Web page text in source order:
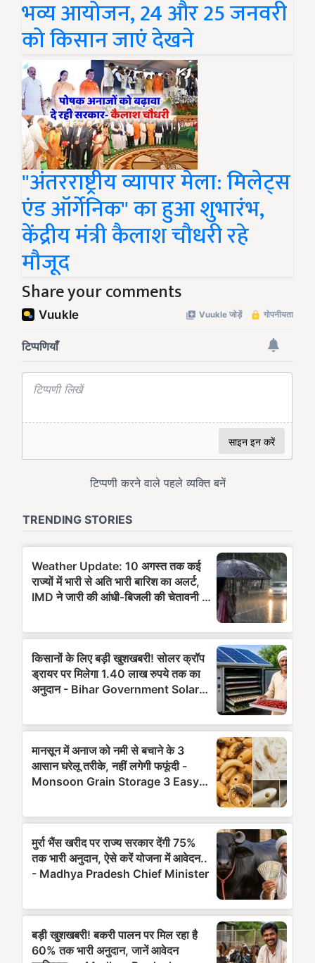
भव्य आयोजन, 24 और 25 जनवरी
को किसान जाएं देखने
"अंतरराष्ट्रीय व्यापार मेला: मिलेट्स
एंड ऑर्गेनिक" का हुआ शुभारंभ,
केंद्रीय मंत्री कैलाश चौधरी रहे
मौजूद
Share your comments